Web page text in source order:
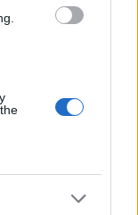
vacanze
troverai alla tua
un ampio piazzale (